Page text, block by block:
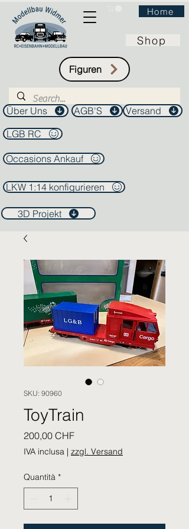
Home
Shop
Figuren
Über Uns AGB'S
Versand
LGB RC
Occasions Ankauf
LKW 1:14 konfigurieren
3D Projekt
SKU: 90960
ToyTrain
200,00 CHFPrezzo
IVA inclusa | zzgl. Versand
Quantità *